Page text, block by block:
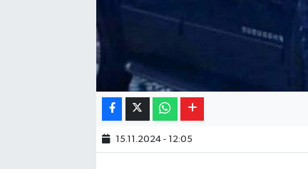
15.11.2024 - 12:05